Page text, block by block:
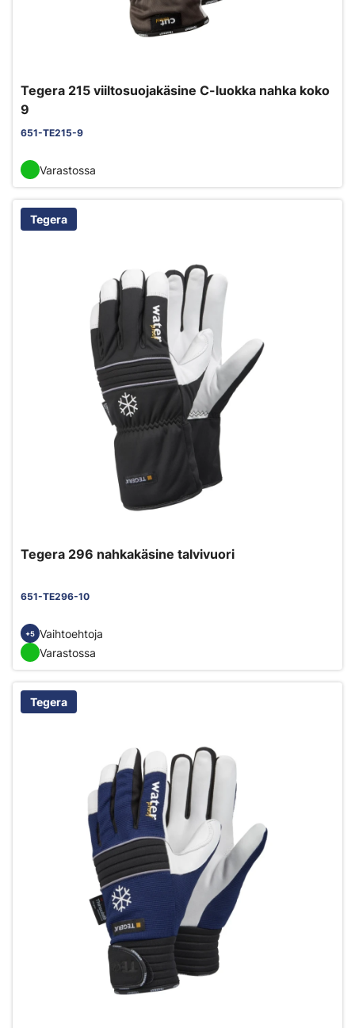
Tegera 215 viiltosuojakäsine C-luokka nahka koko
9
651-TE215-9
Varastossa
Tegera
Tegera 296 nahkakäsine talvivuori
651-TE296-10
+5 Vaihtoehtoja
Varastossa
Tegera